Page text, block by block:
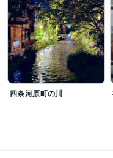
悩み相談・カウンセリング
恋愛仕事 占い依存
占い 霊視チャネリング、ツ
恋愛復縁 仕事家庭
四条河原町の川